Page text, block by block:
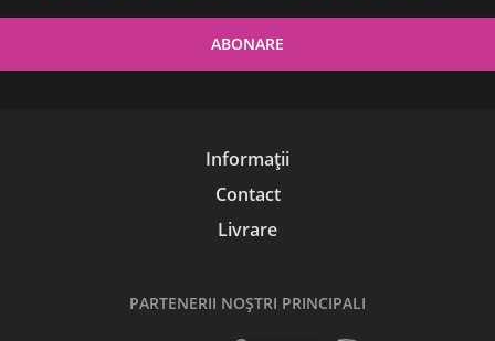
Informații
Contact
Livrare
PARTENERII NOŞTRI PRINCIPALI